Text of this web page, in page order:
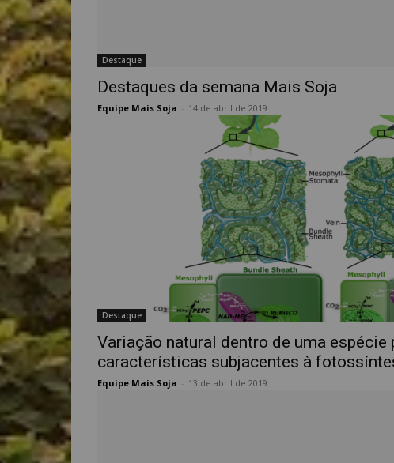
Destaque
Destaques da semana Mais Soja
Equipe Mais Soja 14 de abril de 2019
Destaque
Variação natural dentro de uma espécie
características subjacentes à
Equipe Mais Soja 13 de abril de 2019